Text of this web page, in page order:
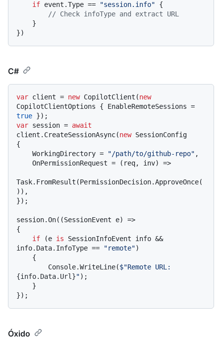
if event.Type == "session.info" {
// Check infoType and extract URL
C#
var client = new CopilotClient(new
true
var session = await
client.CreateSessionAsync(new SessionConfig
{
    WorkingDirectory =
"/path/to/github-repo" ,
Task.FromResult(PermissionDecision.ApproveOnce(
)),
});
session.On((SessionEvent e) =>
{
if (e is SessionInfoEvent info &&
info.Data.InfoType ==
"remote")
        Console.WriteLine(
{info.Data.Url}");
Óxido